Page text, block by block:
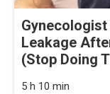
Leakage
(Stop Doing
5 h 10 min